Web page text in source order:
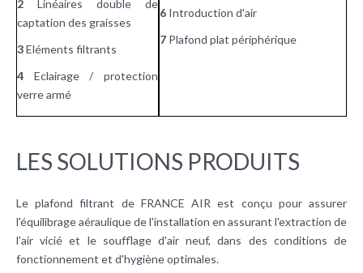
2 Linéaires double de
captation des graisses
3Eléments filtrants
4 Eclairage / protection
verre armé
6 Introduction d'air
7 Plafond plat périphérique
LES SOLUTIONS PRODUITS
Le plafond filtrant de FRANCE AIR est conçu pour assurer
l'équilibrage aéraulique de l'installation en assurant l'extraction de
l'air vicié et le soufflage d'air neuf, dans des conditions de
fonctionnement et d'hygiène optimales.